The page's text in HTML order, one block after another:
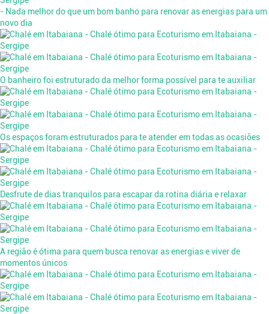
- Nada melhor do que um bom banho para renovar as energias para um
novo dia
O banheiro foi estruturado da melhor forma possível para te auxiliar
Os espaços foram estruturados para te atender em todas as ocasiões
Desfrute de dias tranquilos para escapar da rotina diária e relaxar
A região é ótima para quem busca renovar as energias e viver de
momentos únicos